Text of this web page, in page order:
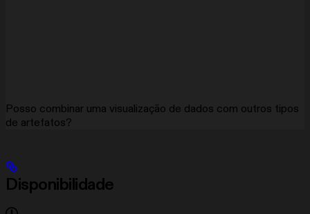
Posso combinar uma visualização de dados com outros tipos
de artefatos?
Disponibilidade